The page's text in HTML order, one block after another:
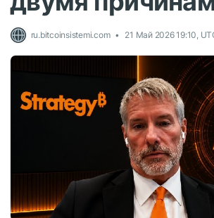
ru.bitcoinsistemi.com 21 Май 2026 19:10,